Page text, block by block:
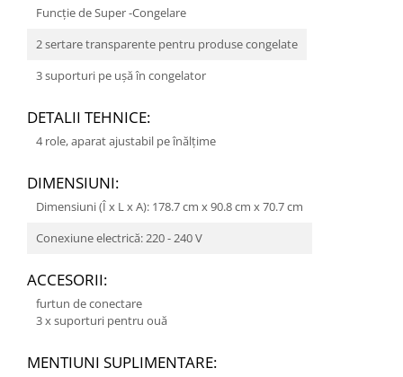
Funcție de Super -Congelare
2 sertare transparente pentru produse congelate
3 suporturi pe ușă în congelator
DETALII TEHNICE:
4 role, aparat ajustabil pe înălţime
DIMENSIUNI:
Dimensiuni (Î x L x A): 178.7 cm x 90.8 cm x 70.7 cm
Conexiune electrică: 220 - 240 V
ACCESORII:
furtun de conectare
3 x suporturi pentru ouă
MENTIUNI SUPLIMENTARE: